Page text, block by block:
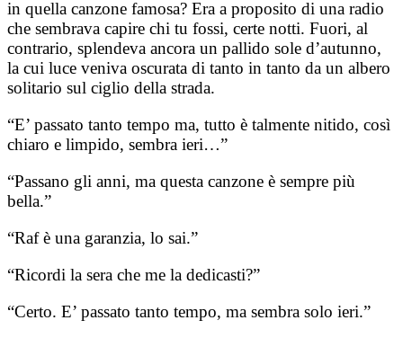
in quella canzone famosa? Era a proposito di una radio
che sembrava capire chi tu fossi, certe notti. Fuori, al
contrario, splendeva ancora un pallido sole d’autunno,
la cui luce veniva oscurata di tanto in tanto da un albero
solitario sul ciglio della strada.
“E’ passato tanto tempo ma, tutto è talmente nitido, così
chiaro e limpido, sembra ieri…”
“Passano gli anni, ma questa canzone è sempre più
bella.”
“Raf è una garanzia, lo sai.”
“Ricordi la sera che me la dedicasti?”
“Certo. E’ passato tanto tempo, ma sembra solo ieri.”